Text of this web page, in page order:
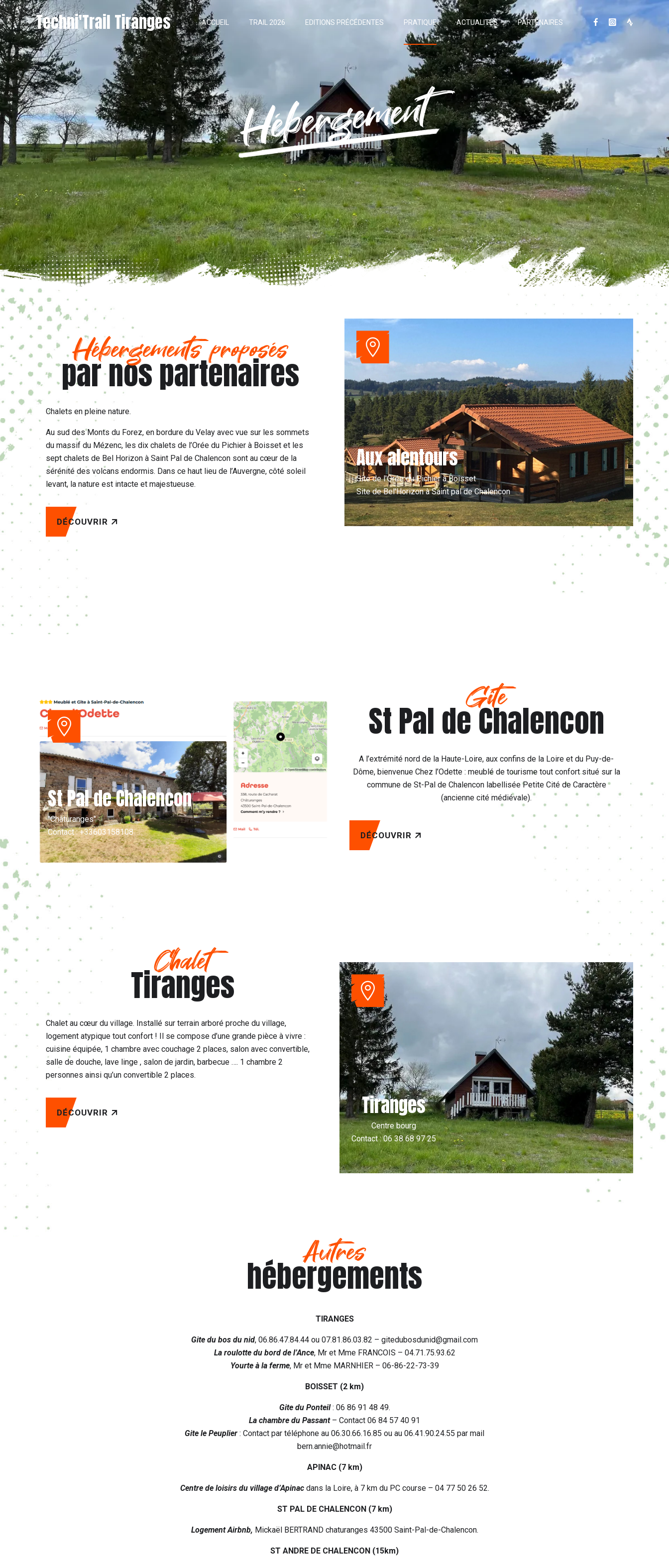
Techni'Trail Tiranges ACCUEIL TRAIL 2026 EDITIONS PRÉCÉDENTES PRATIQUE ACTUALITÉS PARTENAIRES
Hébergement
Hébergements proposés
par nos partenaires
Chalets en pleine nature.
Au sud des Monts du Forez, en bordure du Velay avec vue sur les sommets
du massif du Mézenc, les dix chalets de l’Orée du Pichier à Boisset et les
sept chalets de Bel Horizon à Saint Pal de Chalencon sont au cœur de la
sérénité des volcans endormis. Dans ce haut lieu de l’Auvergne, côté soleil
levant, la nature est intacte et majestueuse.
DÉCOUVRIR
Aux alentours
Site de l'Orée du Pichier à Boisset
Site de Bel'Horizon à Saint pal de Chalencon
St Pal de Chalencon
"Châturanges"
Contact : +33603158108
Gîte
St Pal de Chalencon
A l’extrémité nord de la Haute-Loire, aux confins de la Loire et du Puy-de-
Dôme, bienvenue Chez l’Odette : meublé de tourisme tout confort situé sur la
commune de St-Pal de Chalencon labellisée Petite Cité de Caractère
(ancienne cité médiévale).
DÉCOUVRIR
Chalet
Tiranges
Chalet au cœur du village. Installé sur terrain arboré proche du village,
logement atypique tout confort ! Il se compose d’une grande pièce à vivre :
cuisine équipée, 1 chambre avec couchage 2 places, salon avec convertible,
salle de douche, lave linge , salon de jardin, barbecue …. 1 chambre 2
personnes ainsi qu’un convertible 2 places.
DÉCOUVRIR Tiranges
Centre bourg
Contact : 06 38 68 97 25
Autres
hébergements
TIRANGES
Gite du bos du nid, 06.86.47.84.44 ou 07.81.86.03.82 – gitedubosdunid@gmail.com
La roulotte du bord de l’Ance, Mr et Mme FRANCOIS – 04.71.75.93.62
Yourte à la ferme, Mr et Mme MARNHIER – 06-86-22-73-39
BOISSET (2 km)
Gite du Ponteil: 06 86 91 48 49.
La chambre du Passant– Contact 06 84 57 40 91
Gite le Peuplier : Contact par téléphone au 06.30.66.16.85 ou au 06.41.90.24.55 par mail
bern.annie@hotmail.fr
APINAC (7 km)
Centre de loisirs du village d’Apinacdans la Loire, à 7 km du PC course – 04 77 50 26 52.
ST PAL DE CHALENCON (7 km)
Logement Airbnb, Mickaël BERTRAND chaturanges 43500 Saint-Pal-de-Chalencon.
ST ANDRE DE CHALENCON (15km)